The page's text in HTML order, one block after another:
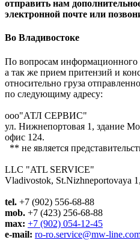
отправить нам
электронной почте или
Во Владивостоке
По вопросам информационного
а так же прием притензий и
относительно груза
по следующиму адресу:
ооо"АТЛ СЕРВИС"
ул. Нижнепортовая 1, здание
офис 124.
** не является
LLC "ATL SERVICE"
Vladivostok, St.Nizhneportovaya
tel. +7 (902) 556-68-88
mob. +7 (423) 256-68-88
max: +7 (902) 054-12-45
e-mail: ro-ro.service@mw-